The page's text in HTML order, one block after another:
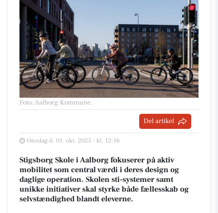
Foto: Aalborg Kommune.
Del artikel
Onsdag d. 01. okt. 2025 - kl. 12:16
Stigsborg Skole i Aalborg fokuserer på aktiv
mobilitet som central værdi i deres design og
daglige operation. Skolen sti-systemer samt
unikke initiativer skal styrke både fællesskab og
selvstændighed blandt eleverne.